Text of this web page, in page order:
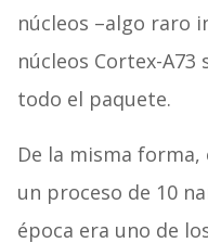
núcleos –algo raro
núcleos Cortex-
todo el paquete.
De la misma
un proceso de 10
época era uno de